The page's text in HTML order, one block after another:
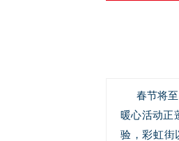
春节将
暖心活动正
验，彩虹街